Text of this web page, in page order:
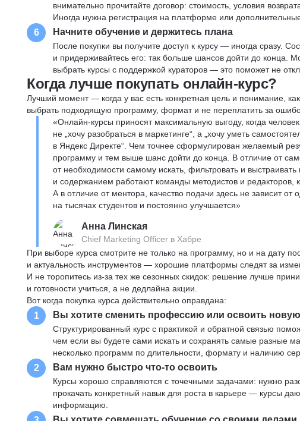
внимательно прочитайте договор: стоимость, условия
Иногда нужна регистрация на платформе или
6 Начните обучение и держитесь плана
После покупки вы получите доступ к курсу — иногда сразу.
и придерживайтесь его: так больше шансов дойти до конца.
выбрать курсы с поддержкой кураторов — это поможет не
Когда лучше покупать онлайн-курс?
Лучший момент — когда у вас есть конкретная цель и понимание,
выбрать подходящую программу, формат и не переплатить за
«Онлайн-курсы приносят максимальную выгоду, когда
не „хочу разобраться в маркетинге“, а „хочу уметь
в Яндекс Директе“. Чем точнее сформулирован желаемый
программу и тем выше шанс дойти до конца. В отличие от
от необходимости самому искать, фильтровать и
и содержанием работают команды методистов и редакторов,
А в отличие от ментора, качество подачи здесь не зависит от
на тысячах студентов и постоянно улучшается»
Анна Линская
Chief Marketing Officer в Хабре
При выборе курса смотрите не только на программу, но и на дату
и актуальность инструментов — хорошие платформы следят за
И не торопитесь из-за тех же сезонных скидок: решение лучше
и готовности учиться, а не дедлайна акции.
Вот когда покупка курса действительно оправдана:
1 Вы хотите сменить профессию или освоить
Структурированный курс с практикой и обратной связью
чем если вы будете сами искать и сохранять самые разные
несколько программ по длительности, формату и наличию
2 Вам нужно быстро что-то освоить
Курсы хорошо справляются с точечными задачами: нужно
прокачать конкретный навык для роста в карьере — курсы
информацию.